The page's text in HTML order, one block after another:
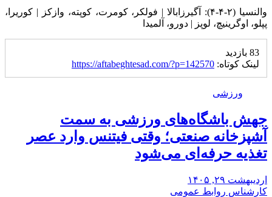
والنسیا (۲-۴-۴): آگیرزابالا | فولکر، کومرت، کوپته، وازکز | کوریرا،
پپلو، اوگرینیچ، لوپز | دورو، آلمیدا
83 بازدید
لینک کوتاه: https://aftabeghtesad.com/?p=142570
ورزشی
جهش باشگاه‌های ورزشی به سمت
آشپزخانه صنعتی؛ وقتی فیتنس وارد عصر
تغذیه حرفه‌ای می‌شود
اردیبهشت ۲۹, ۱۴۰۵
کارشناس روابط عمومی